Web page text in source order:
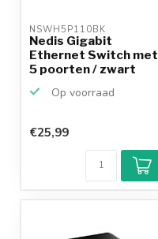
NSWH5P110BK
Nedis Gigabit
Ethernet Switch met
5 poorten / zwart
Op voorraad
€25,99